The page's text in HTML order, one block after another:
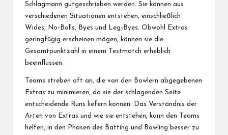
Schlagmann gutgeschrieben werden. Sie können aus
verschiedenen Situationen entstehen, einschließlich
Wides, No-Balls, Byes und Leg-Byes. Obwohl Extras
geringfügig erscheinen mögen, können sie die
Gesamtpunktzahl in einem Testmatch erheblich
beeinflussen.
Teams streben oft an, die von den Bowlern abgegebenen
Extras zu minimieren, da sie der schlagenden Seite
entscheidende Runs liefern können. Das Verständnis der
Arten von Extras und wie sie entstehen, kann den Teams
helfen, in den Phasen des Batting und Bowling besser zu